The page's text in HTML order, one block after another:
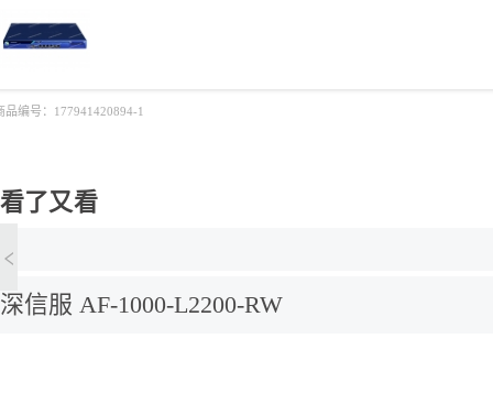
品编号： 177941420894-1
看了又看
深信服 AF-1000-L2200-RW